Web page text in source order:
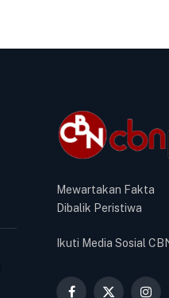
Mewartakan Fakta
Dibalik Peristiwa
Ikuti Media Sosial